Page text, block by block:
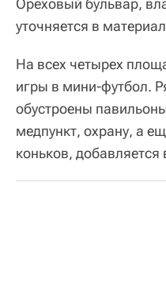
Ореховый бульвар,
уточняется в
На всех четырех
игры в мини-футбол.
обустроены
медпункт, охрану, а
коньков, добавляется